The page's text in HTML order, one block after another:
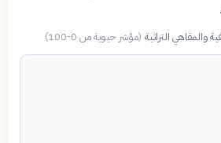
والمقاهي التراثية (مؤشر حيوية من 0-100 )